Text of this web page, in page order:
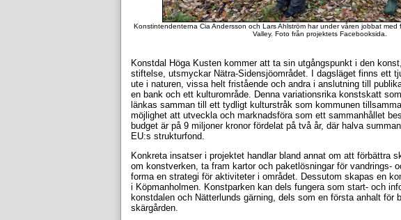
Konstintendenterna Cia Andersson och Lars Ahlström har under våren jobbat med
Valley. Foto från projektets Facebooksida.
Konstdal Höga Kusten kommer att ta sin utgångspunkt i den
stiftelse, utsmyckar Nätra-Sidensjöområdet. I dagsläget finns ett
ute i naturen, vissa helt fristående och andra i anslutning till
en bank och ett kulturområde. Denna variationsrika konstskatt
länkas samman till ett tydligt kulturstråk som kommunen
möjlighet att utveckla och marknadsföra som ett sammanhållet
budget är på 9 miljoner kronor fördelat på två år, där halva
EU:s strukturfond.
Konkreta insatser i projektet handlar bland annat om att förbättra
om konstverken, ta fram kartor och paketlösningar för vandrings-
forma en strategi för aktiviteter i området. Dessutom skapas en
i Köpmanholmen. Konstparken kan dels fungera som start- och
konstdalen och Nätterlunds gärning, dels som en första anhalt för
skärgården.